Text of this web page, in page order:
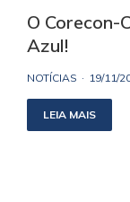
O Corecon-
Azul!
NOTÍCIAS 19/11/
LEIA MAIS